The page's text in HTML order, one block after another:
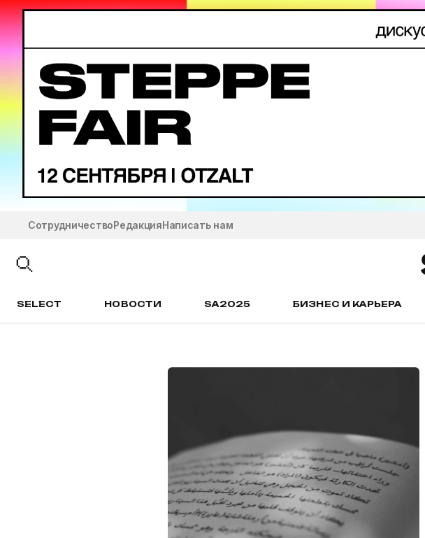
СотрудничествоРедакцияНаписать нам
SELECT НОВОСТИ SA2025 БИЗНЕС И КАРЬЕРА